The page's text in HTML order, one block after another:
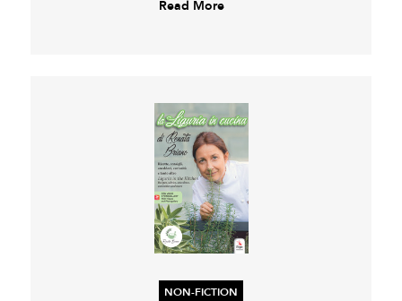
Read More
NON-FICTION